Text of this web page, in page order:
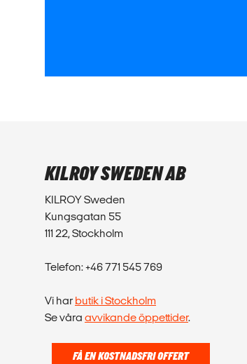
KILROY SWEDEN AB
KILROY Sweden
Kungsgatan 55
111 22, Stockholm
Telefon: +46 771 545 769
Vi har butik i Stockholm
Se våra avvikande öppettider.
FÅ EN KOSTNADSFRI OFFERT